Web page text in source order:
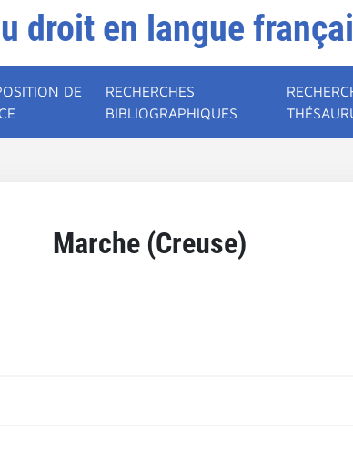
droit en langue
DE
RECHERCHES
BIBLIOGRAPHIQUES
Marche (Creuse)